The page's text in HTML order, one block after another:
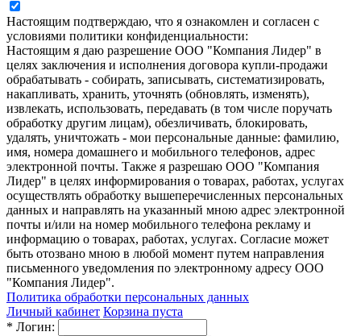
Настоящим подтверждаю, что я ознакомлен и согласен с
условиями политики конфиденциальности:
Настоящим я даю разрешение ООО "Компания Лидер" в
целях заключения и исполнения договора купли-продажи
обрабатывать - собирать, записывать, систематизировать,
накапливать, хранить, уточнять (обновлять, изменять),
извлекать, использовать, передавать (в том числе поручать
обработку другим лицам), обезличивать, блокировать,
удалять, уничтожать - мои персональные данные: фамилию,
имя, номера домашнего и мобильного телефонов, адрес
электронной почты. Также я разрешаю ООО "Компания
Лидер" в целях информирования о товарах, работах, услугах
осуществлять обработку вышеперечисленных персональных
данных и направлять на указанный мною адрес электронной
почты и/или на номер мобильного телефона рекламу и
информацию о товарах, работах, услугах. Согласие может
быть отозвано мною в любой момент путем направления
письменного уведомления по электронному адресу ООО
"Компания Лидер".
Политика обработки персональных данных
Личный кабинет Корзина пуста
* Логин: